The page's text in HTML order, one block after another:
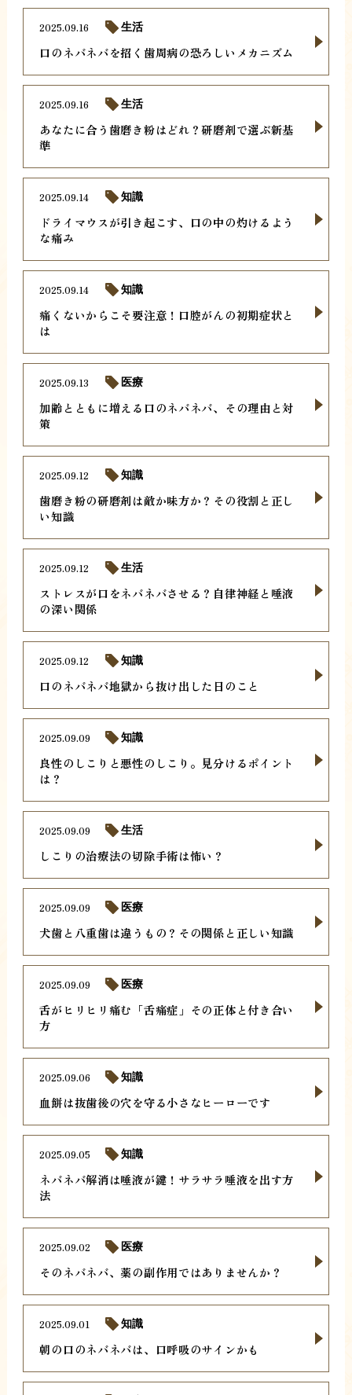
口のネバネバを招く歯周病の恐ろしいメカニズム
2025.09.16 生活
あなたに合う歯磨き粉はどれ？研磨剤で選ぶ新基
準
2025.09.16 生活
ドライマウスが引き起こす、口の中の灼けるよう
な痛み
2025.09.14 知識
痛くないからこそ要注意！口腔がんの初期症状と
は
2025.09.14 知識
加齢とともに増える口のネバネバ、その理由と対
策
2025.09.13 医療
歯磨き粉の研磨剤は敵か味方か？その役割と正し
い知識
2025.09.12 知識
ストレスが口をネバネバさせる？自律神経と唾液
の深い関係
2025.09.12 生活
口のネバネバ地獄から抜け出した日のこと
2025.09.12 知識
良性のしこりと悪性のしこり。見分けるポイント
は？
2025.09.09 知識
しこりの治療法の切除手術は怖い？
2025.09.09 生活
犬歯と八重歯は違うもの？その関係と正しい知識
2025.09.09 医療
舌がヒリヒリ痛む「舌痛症」その正体と付き合い
方
2025.09.09 医療
血餅は抜歯後の穴を守る小さなヒーローです
2025.09.06 知識
ネバネバ解消は唾液が鍵！サラサラ唾液を出す方
法
2025.09.05 知識
そのネバネバ、薬の副作用ではありませんか？
2025.09.02 医療
朝の口のネバネバは、口呼吸のサインかも
2025.09.01 知識